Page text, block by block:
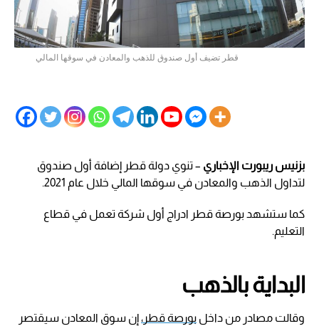
قطر تضيف أول صندوق للذهب والمعادن في سوقها المالي
بزنيس ريبورت الإخباري – تنوي دولة قطر إضافة أول صندوق
لتداول الذهب والمعادن في سوقها المالي خلال عام 2021.
كما ستشهد بورصة قطر ادراج أول شركة تعمل في قطاع
التعليم.
البداية بالذهب
وقالت مصادر من داخل بورصة قطر،إن سوق المعادن سيقتصر